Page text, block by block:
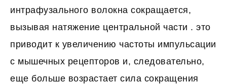
интрафузального волокна сокращается,
вызывая натяжение центральной части . это
приводит к увеличению частоты импульсации
с мышечных рецепторов и, следовательно,
еще больше возрастает сила сокращения